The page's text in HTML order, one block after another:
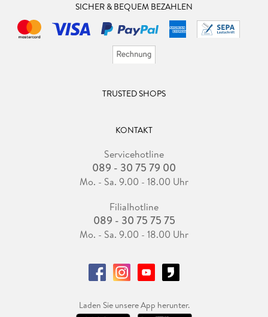
SICHER & BEQUEM BEZAHLEN
TRUSTED SHOPS
KONTAKT
Servicehotline
089 - 30 75 79 00
Mo. - Sa. 9.00 - 18.00 Uhr
Filialhotline
089 - 30 75 75 75
Mo. - Sa. 9.00 - 18.00 Uhr
Laden Sie unsere App herunter.